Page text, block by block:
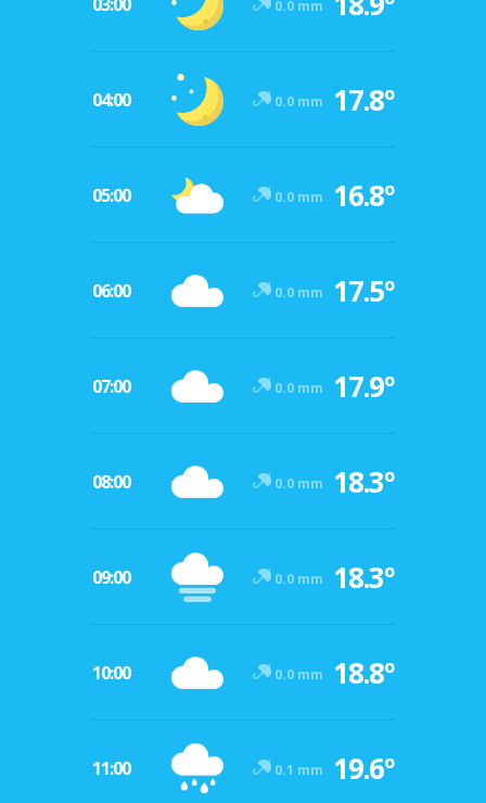
0.0 mm
04:00 0.0 mm 17.8º
05:00 0.0 mm 16.8º
06:00 0.0 mm 17.5º
07:00 0.0 mm 17.9º
08:00 0.0 mm 18.3º
09:00 0.0 mm 18.3º
10:00 0.0 mm 18.8º
11:00 0.1 mm 19.6º